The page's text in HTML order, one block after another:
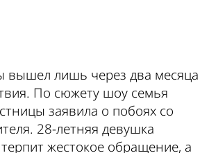
вышел лишь через два месяца
По сюжету шоу семья
заявила о побоях со
28-летняя девушка
жестокое обращение, а